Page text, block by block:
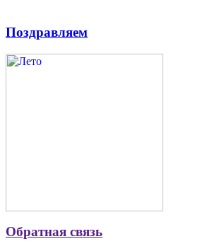
Поздравляем
Обратная связь